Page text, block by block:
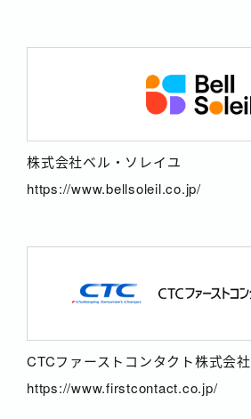
株式会社ベル・ソレイユ
https://www.bellsoleil.co.jp/
CTCファーストコンタクト株式会社
https://www.firstcontact.co.jp/